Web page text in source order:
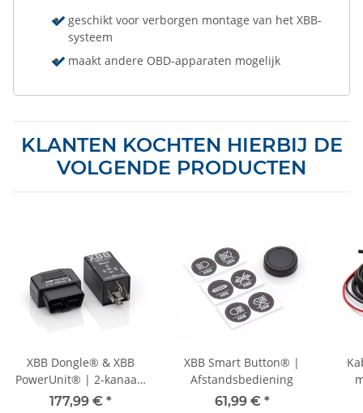
geschikt voor verborgen montage van het XBB-
systeem
maakt andere OBD-apparaten mogelijk
KLANTEN KOCHTEN HIERBIJ DE
VOLGENDE PRODUCTEN
XBB Dongle® & XBB
PowerUnit® | 2-kanaals
basispakket
177,99 € *
XBB Smart Button® |
Afstandsbediening
61,99 € *